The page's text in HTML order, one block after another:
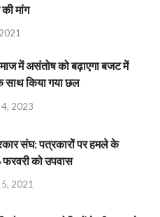
मांग
में असंतोष को बढ़ाएगा बजट में
साथ किया गया छल
2023
संघ: पत्रकारों पर हमले के
को उपवास
2021